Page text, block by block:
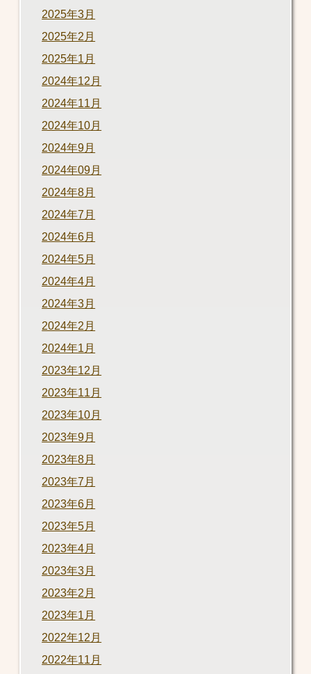
2025年3月
2025年2月
2025年1月
2024年12月
2024年11月
2024年10月
2024年9月
2024年09月
2024年8月
2024年7月
2024年6月
2024年5月
2024年4月
2024年3月
2024年2月
2024年1月
2023年12月
2023年11月
2023年10月
2023年9月
2023年8月
2023年7月
2023年6月
2023年5月
2023年4月
2023年3月
2023年2月
2023年1月
2022年12月
2022年11月